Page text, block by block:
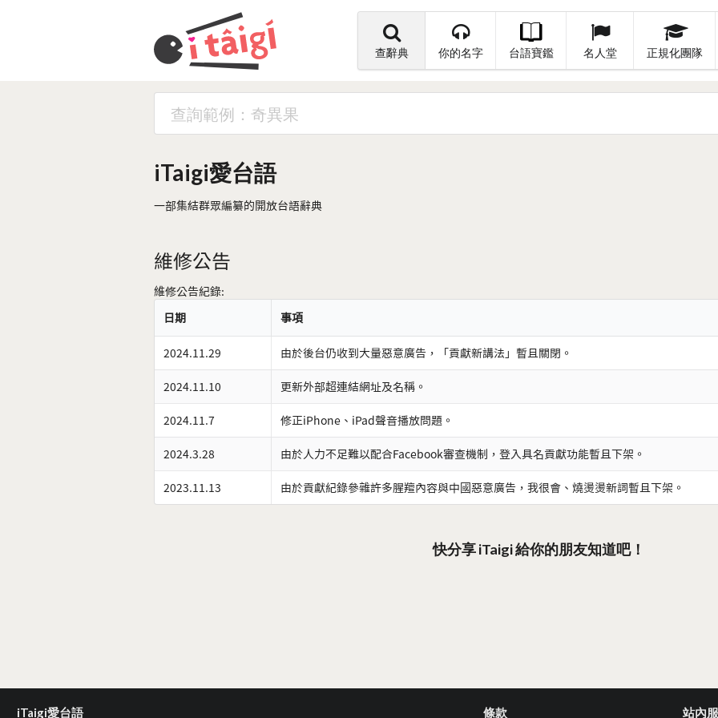
查辭典 你的名字 台語寶鑑 名人堂 正規化團隊
iTaigi愛台語
一部集結群眾編纂的開放台語辭典
維修公告
維修公告紀錄:
日期
事項
2024.11.29 由於後台仍收到大量惡意廣告，「貢獻新講法」暫且關閉。
2024.11.10 更新外部超連結網址及名稱。
2024.11.7 修正iPhone、iPad聲音播放問題。
2024.3.28 由於人力不足難以配合Facebook審查機制，登入具名貢獻功能暫且下架。
2023.11.13 由於貢獻紀錄參雜許多腥羶內容與中國惡意廣告，我很會、燒燙燙新詞暫且下架。
快分享 iTaigi 給你的朋友知道吧！
iTaigi愛台語 條款 站內